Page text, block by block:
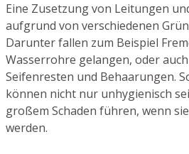
Eine Zusetzung von Leitungen
aufgrund von verschiedenen
Darunter fallen zum Beispiel
Wasserrohre gelangen, oder
Seifenresten und Behaarungen.
können nicht nur unhygienisch
großem Schaden führen, wenn
werden.